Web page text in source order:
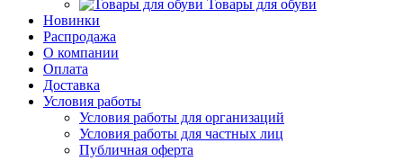
Товары для обуви
Новинки
Распродажа
О компании
Оплата
Доставка
Условия работы
Условия работы для организаций
Условия работы для частных лиц
Публичная оферта